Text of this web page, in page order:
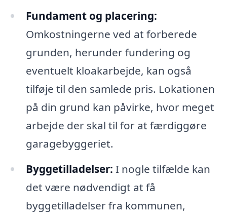
Fundament og placering:
Omkostningerne ved at forberede
grunden, herunder fundering og
eventuelt kloakarbejde, kan også
tilføje til den samlede pris. Lokationen
på din grund kan påvirke, hvor meget
arbejde der skal til for at færdiggøre
garagebyggeriet.
Byggetilladelser: I nogle tilfælde kan
det være nødvendigt at få
byggetilladelser fra kommunen,